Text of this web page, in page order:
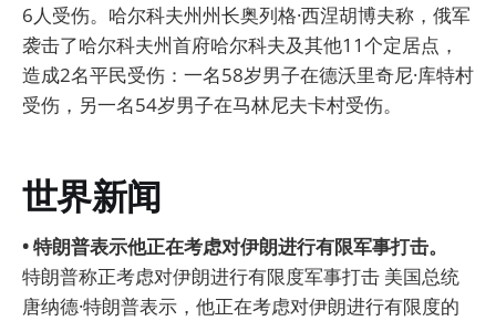
6人受伤。哈尔科夫州州长奥列格·西涅胡博夫称，俄军
袭击了哈尔科夫州首府哈尔科夫及其他11个定居点，
造成2名平民受伤：一名58岁男子在德沃里奇尼·库特村
受伤，另一名54岁男子在马林尼夫卡村受伤。
世界新闻
• 特朗普表示他正在考虑对伊朗进行有限军事打击。
特朗普称正考虑对伊朗进行有限度军事打击 美国总统
唐纳德·特朗普表示，他正在考虑对伊朗进行有限度的